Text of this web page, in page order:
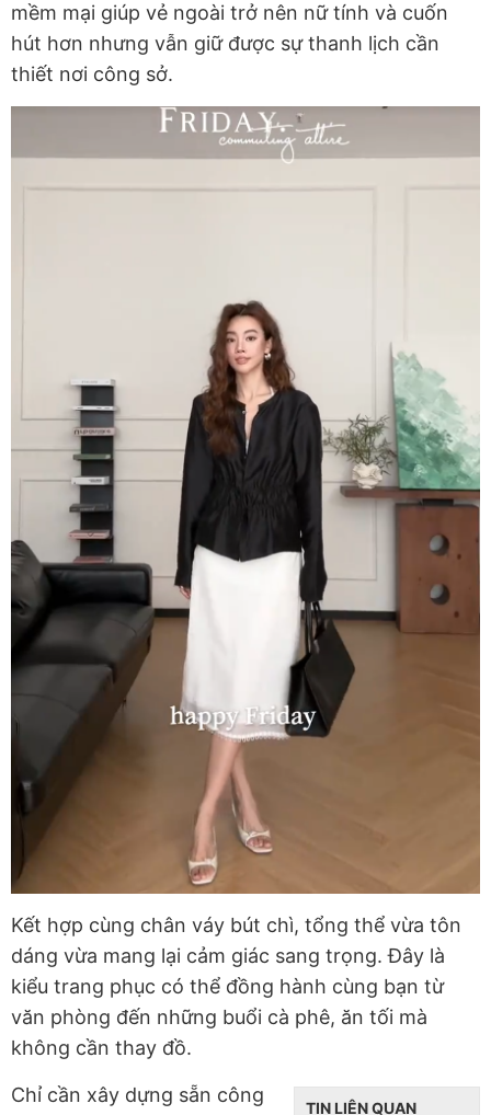
mềm mại giúp vẻ ngoài trở nên nữ tính và cuốn
hút hơn nhưng vẫn giữ được sự thanh lịch cần
thiết nơi công sở.
Kết hợp cùng chân váy bút chì, tổng thể vừa tôn
dáng vừa mang lại cảm giác sang trọng. Đây là
kiểu trang phục có thể đồng hành cùng bạn từ
văn phòng đến những buổi cà phê, ăn tối mà
không cần thay đồ.
TIN LIÊN QUAN
Chỉ cần xây dựng sẵn công